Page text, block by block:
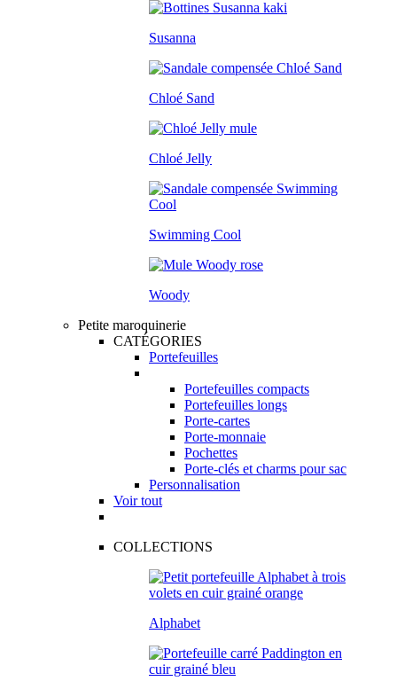
Susanna
Chloé Sand
Chloé Jelly
Swimming Cool
Woody
Petite maroquinerie
CATÉGORIES
Portefeuilles
Portefeuilles compacts
Portefeuilles longs
Porte-cartes
Porte-monnaie
Pochettes
Porte-clés et charms pour sac
Personnalisation
Voir tout
COLLECTIONS
Alphabet